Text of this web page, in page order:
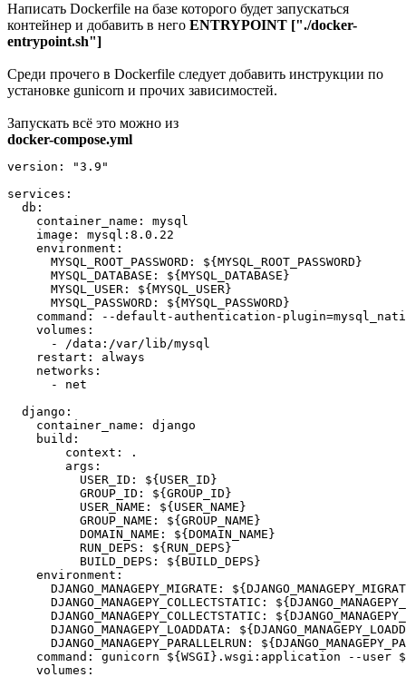
Написать Dockerfile на базе которого будет запускаться
контейнер и добавить в него ENTRYPOINT ["./docker-
entrypoint.sh"]
Среди прочего в Dockerfile следует добавить инструкции по
установке gunicorn и прочих зависимостей.
Запускать всё это можно из
docker-compose.yml
version: "3.9"
services:
  db:
    container_name: mysql
    image: mysql:8.0.22
    environment:
      MYSQL_ROOT_PASSWORD: ${MYSQL_ROOT_PASSWORD}
      MYSQL_DATABASE: ${MYSQL_DATABASE}
      MYSQL_USER: ${MYSQL_USER}
      MYSQL_PASSWORD: ${MYSQL_PASSWORD}
command: --default-authentication-
    volumes:
      - /data:/var/lib/mysql
    restart: always
    networks:
      - net
  django:
    container_name: django
    build:
        context: .
        args:
          USER_ID: ${USER_ID}
          GROUP_ID: ${GROUP_ID}
          USER_NAME: ${USER_NAME}
          GROUP_NAME: ${GROUP_NAME}
          DOMAIN_NAME: ${DOMAIN_NAME}
          RUN_DEPS: ${RUN_DEPS}
          BUILD_DEPS: ${BUILD_DEPS}
    environment:
DJANGO_MANAGEPY_MIGRATE:
DJANGO_MANAGEPY_COLLECTSTATIC:
DJANGO_MANAGEPY_COLLECTSTATIC:
DJANGO_MANAGEPY_LOADDATA:
DJANGO_MANAGEPY_PARALLELRUN:
command: gunicorn ${WSGI}.wsgi:application --user
    volumes: